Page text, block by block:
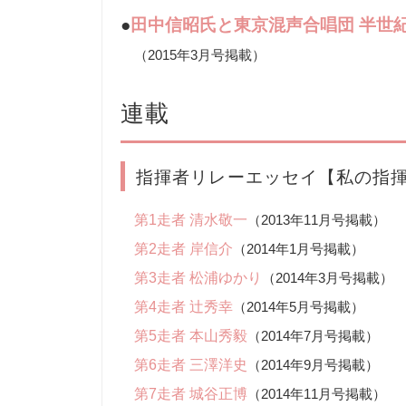
● 田中信昭氏と東京混声合唱団 半世
（2015年3月号掲載）
連載
指揮者リレーエッセイ【私の指揮
第1走者 清水敬一 （2013年11月号掲載）
第2走者 岸信介 （2014年1月号掲載）
第3走者 松浦ゆかり
（2014年3月号掲載）
第4走者 辻秀幸 （2014年5月号掲載）
第5走者 本山秀毅 （2014年7月号掲載）
第6走者 三澤洋史
（2014年9月号掲載）
第7走者 城谷正博 （2014年11月号掲載）